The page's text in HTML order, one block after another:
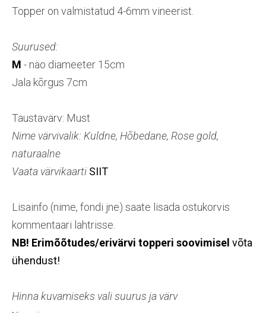
Topper on valmistatud 4-6mm vineerist.
Suurused:
M - näo diameeter 15cm
Jala kõrgus 7cm
Taustavärv: Must
Nime värvivalik: Kuldne, Hõbedane, Rose gold,
naturaalne
Vaata värvikaarti SIIT
Lisainfo (nime, fondi jne) saate lisada ostukorvis
kommentaari lahtrisse.
NB! Erimõõtudes/erivärvi topperi soovimisel võta
ühendust!
Hinna kuvamiseks vali suurus ja värv